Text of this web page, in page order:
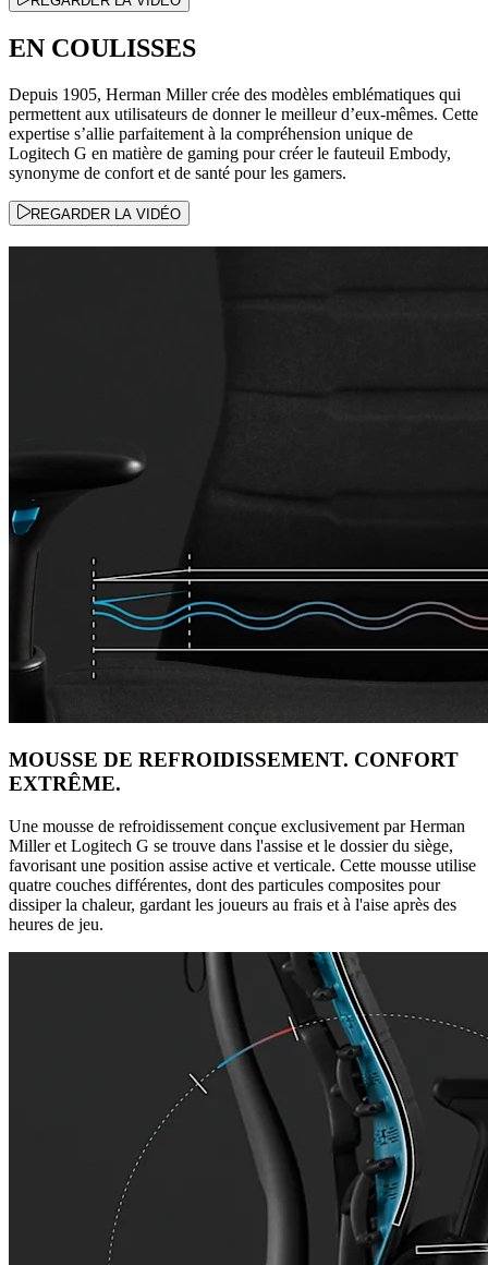
EN COULISSES
Depuis 1905, Herman Miller crée des modèles emblématiques qui
permettent aux utilisateurs de donner le meilleur d’eux-mêmes. Cette
expertise s’allie parfaitement à la compréhension unique de
Logitech G en matière de gaming pour créer le fauteuil Embody,
synonyme de confort et de santé pour les gamers.
REGARDER LA VIDÉO
MOUSSE DE REFROIDISSEMENT. CONFORT
EXTRÊME.
Une mousse de refroidissement conçue exclusivement par Herman
Miller et Logitech G se trouve dans l'assise et le dossier du siège,
favorisant une position assise active et verticale. Cette mousse utilise
quatre couches différentes, dont des particules composites pour
dissiper la chaleur, gardant les joueurs au frais et à l'aise après des
heures de jeu.